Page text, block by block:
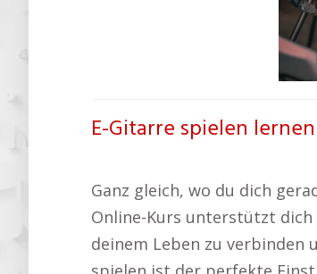
E-Gitarre spielen
Ganz gleich, wo du dich
Online-Kurs unterstützt
deinem Leben zu verbinden